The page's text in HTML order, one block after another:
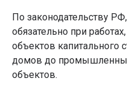
По законодательству
обязательно при
объектов капитального
домов до
объектов.